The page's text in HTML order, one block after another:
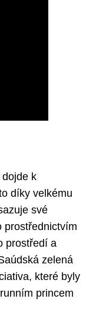
k
díky velkému
své
prostřednictvím
prostředí a
zelená
které byly
princem